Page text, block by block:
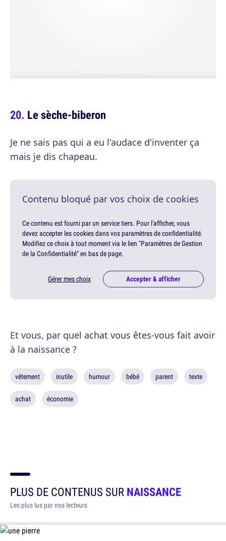
Le sèche-biberon
Je ne sais pas qui a eu l'audace d'inventer ça
mais je dis chapeau.
Contenu bloqué par vos choix de cookies
Ce contenu est fourni par un service tiers. Pour l'afficher, vous
devez accepter les cookies dans vos paramètres de confidentialité.
Modifiez ce choix à tout moment via le lien "Paramètres de Gestion
de la Confidentialité" en bas de page.
Gérer mes choix Accepter & afficher
Et vous, par quel achat vous êtes-vous fait avoir
à la naissance ?
vêtement inutile humour bébé parent texte
achat économie
PLUS DE CONTENUS SURNAISSANCE
Les plus lus par nos lecteurs